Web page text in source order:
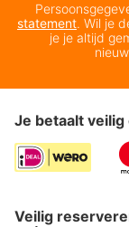
statement. Wil je
je je altijd
Je betaalt veilig
Veilig